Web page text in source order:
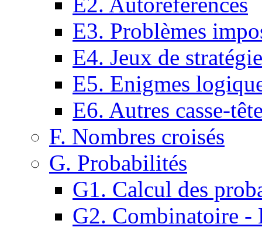
E3. Problèmes
E4. Jeux de stratégie
E5. Enigmes
E6. Autres casse-
F. Nombres croisés
G. Probabilités
G1. Calcul des
G2. Combinatoire -